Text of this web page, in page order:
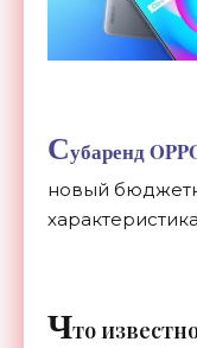
Субаренд
новый
Что